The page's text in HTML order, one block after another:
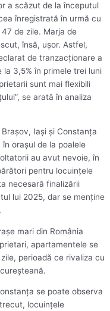
a scăzut de la începutul
înregistrată în urmă cu
de zile. Marja de
însă, uşor. Astfel,
de tranzacţionare a
la 3,5% în primele trei luni
sunt mai flexibili
se arată în analiza
Iaşi şi Constanţa
oraşul de la poalele
au avut nevoie, în
pentru locuinţele
necesară finalizării
lui 2025, dar se menţine
mari din România
apartamentele se
perioadă ce rivaliza cu
se poate observa
locuinţele